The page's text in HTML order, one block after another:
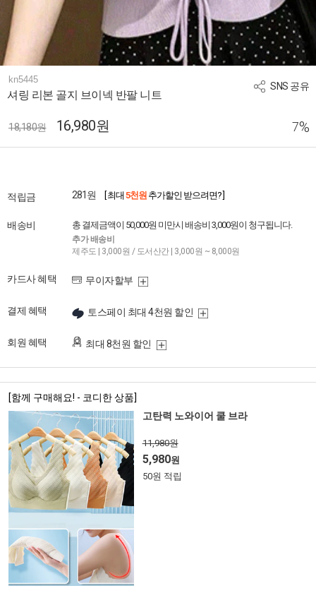
SNS 공유
kn5445
셔링 리본 골지 브이넥 반팔 니트
18,180원 16,980원 7%
적립금 281원 [ 최대 5천원 추가할인 받으려면? ]
배송비 총 결제금액이 50,000원 미만시 배송비 3,000원이 청구됩니다.
추가 배송비
제주도 | 3,000원 / 도서산간 | 3,000원 ~ 8,000원
카드사 혜택 무이자할부
결제 혜택 토스페이 최대 4천원 할인
회원 혜택 최대 8천원 할인
[함께 구매해요! - 코디한 상품]
고탄력 노와이어 쿨 브라
11,980원
5,980원
50원 적립